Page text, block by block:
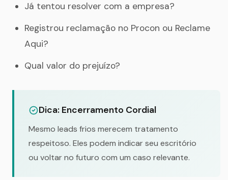
Já tentou resolver com a empresa?
Registrou reclamação no Procon ou Reclame
Aqui?
Qual valor do prejuízo?
Dica: Encerramento Cordial
Mesmo leads frios merecem tratamento
respeitoso. Eles podem indicar seu escritório
ou voltar no futuro com um caso relevante.